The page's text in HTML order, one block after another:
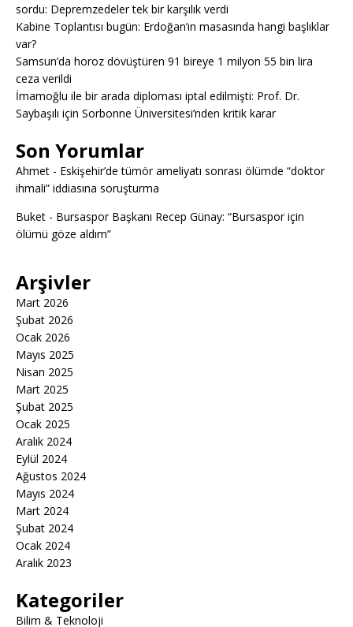
sordu: Depremzedeler tek bir karşılık verdi
Kabine Toplantısı bugün: Erdoğan’ın masasında hangi başlıklar
var?
Samsun’da horoz dövüştüren 91 bireye 1 milyon 55 bin lira
ceza verildi
İmamoğlu ile bir arada diploması iptal edilmişti: Prof. Dr.
Saybaşılı için Sorbonne Üniversitesi’nden kritik karar
Son Yorumlar
Ahmet - Eskişehir’de tümör ameliyatı sonrası ölümde “doktor
ihmali” iddiasına soruşturma
Buket - Bursaspor Başkanı Recep Günay: “Bursaspor için
ölümü göze aldım”
Arşivler
Mart 2026
Şubat 2026
Ocak 2026
Mayıs 2025
Nisan 2025
Mart 2025
Şubat 2025
Ocak 2025
Aralık 2024
Eylül 2024
Ağustos 2024
Mayıs 2024
Mart 2024
Şubat 2024
Ocak 2024
Aralık 2023
Kategoriler
Bilim & Teknoloji